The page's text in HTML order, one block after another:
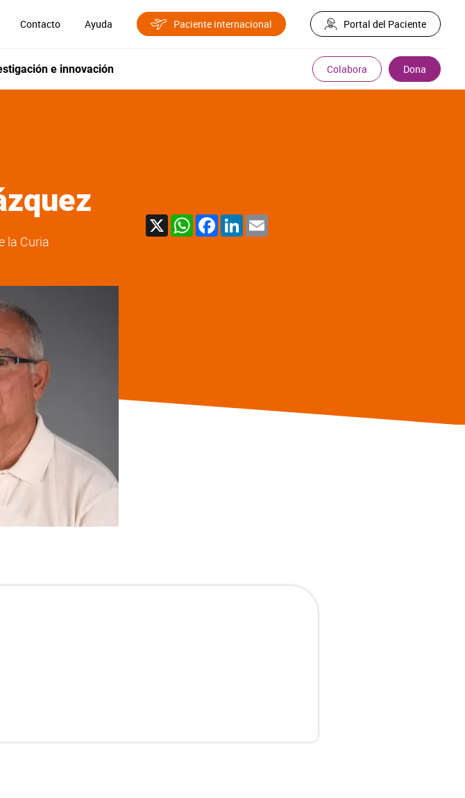
Contacto Ayuda Paciente internacional Portal del Paciente
e innovación Colabora Dona
la Curia
X WhatsAppFacebook
LinkedIn